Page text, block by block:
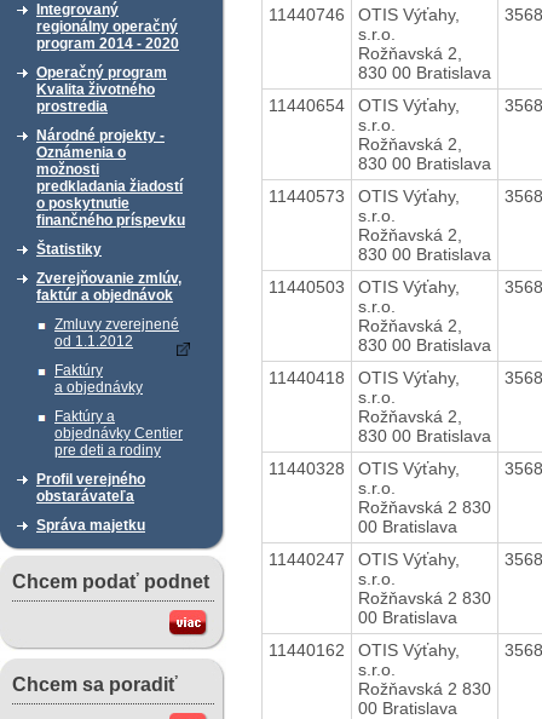
Integrovaný
regionálny operačný
program 2014 - 2020
Operačný program
Kvalita životného
prostredia
Národné projekty -
Oznámenia o
možnosti
predkladania žiadostí
o poskytnutie
finančného príspevku
Štatistiky
Zverejňovanie zmlúv,
faktúr a objednávok
Zmluvy zverejnené
od 1.1.2012
Faktúry
a objednávky
Faktúry a
objednávky Centier
pre deti a rodiny
Profil verejného
obstarávateľa
Správa majetku
Chcem podať podnet
Chcem sa poradiť
11440746
OTIS Výťahy,
s.r.o.
Rožňavská 2,
830 00 Bratislava
11440654
OTIS Výťahy,
s.r.o.
Rožňavská 2,
830 00 Bratislava
11440573
OTIS Výťahy,
s.r.o.
Rožňavská 2,
830 00 Bratislava
11440503
OTIS Výťahy,
s.r.o.
Rožňavská 2,
830 00 Bratislava
11440418
OTIS Výťahy,
s.r.o.
Rožňavská 2,
830 00 Bratislava
11440328
OTIS Výťahy,
s.r.o.
Rožňavská 2 830
00 Bratislava
11440247
OTIS Výťahy,
s.r.o.
Rožňavská 2 830
00 Bratislava
11440162
OTIS Výťahy,
s.r.o.
Rožňavská 2 830
00 Bratislava